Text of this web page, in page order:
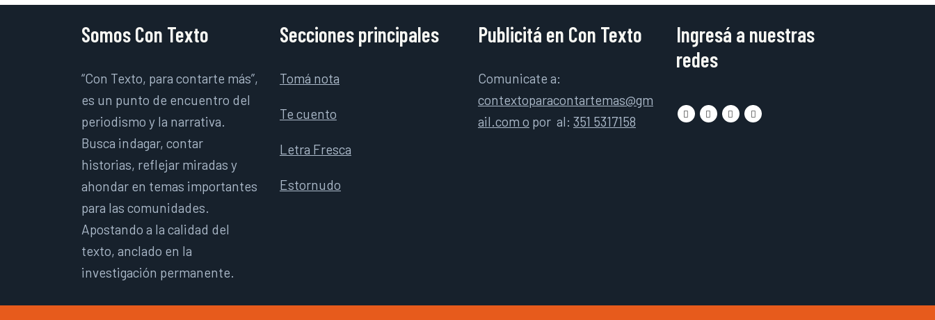
Somos Con Texto
“Con Texto, para contarte más”,
es un punto de encuentro del
periodismo y la narrativa.
Busca indagar, contar
historias, reflejar miradas y
ahondar en temas importantes
para las comunidades.
Apostando a la calidad del
texto, anclado en la
investigación permanente.
Secciones principales
Tomá nota
Te cuento
Letra Fresca
Estornudo
Publicitá en Con Texto
Comunicate a:
contextoparacontartemas@gm
ail.com o por al: 351 5317158
Ingresá a nuestras
redes